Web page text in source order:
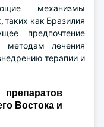
механизмы
как Бразилия
предпочтение
методам лечения
терапии и
Востока и